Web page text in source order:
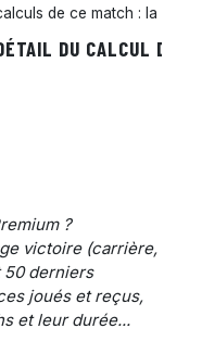
de ce match : la
DU CALCUL DE
?
victoire (carrière,
50 derniers
joués et reçus,
et leur durée...